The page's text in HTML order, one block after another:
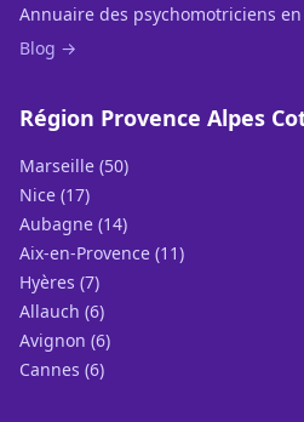
Annuaire des psychomotriciens en
Blog →
Région Provence Alpes
Marseille (50)
Nice (17)
Aubagne (14)
Aix-en-Provence (11)
Hyères (7)
Allauch (6)
Avignon (6)
Cannes (6)